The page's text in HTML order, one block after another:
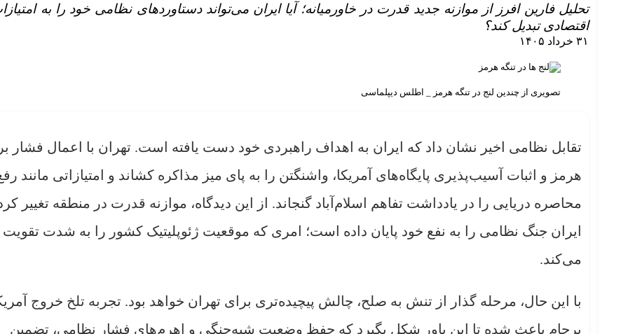
تحلیل فارین افرز از موازنه جدید قدرت در خاورمیانه؛ آیا ایران می‌تواند دستاوردهای نظامی خود را به
اقتصادی تبدیل کند؟
۳۱ خرداد ۱۴۰۵
تصویری از چندین لنج در تنگه هرمز _ اطلس دیپلماسی
تقابل نظامی اخیر نشان داد که ایران به اهداف راهبردی خود دست یافته است. تهران با اعمال فشار
هرمز و اثبات آسیب‌پذیری پایگاه‌های آمریکا، واشنگتن را به پای میز مذاکره کشاند و امتیازاتی مانند
محاصره دریایی را در یادداشت تفاهم اسلام‌آباد گنجاند. از این دیدگاه، موازنه قدرت در منطقه تغییر
ایران جنگ نظامی را به نفع خود پایان داده است؛ امری که موقعیت ژئوپلیتیک کشور را به شدت تقویت
می‌کند.
با این حال، مرحله گذار از تنش به صلح، چالش پیچیده‌تری برای تهران خواهد بود. تجربه تلخ خروج
برجام باعث شده تا این باور شکل بگیرد که حفظ وضعیت شبه‌جنگی و اهرم‌های فشار نظامی، تضمین